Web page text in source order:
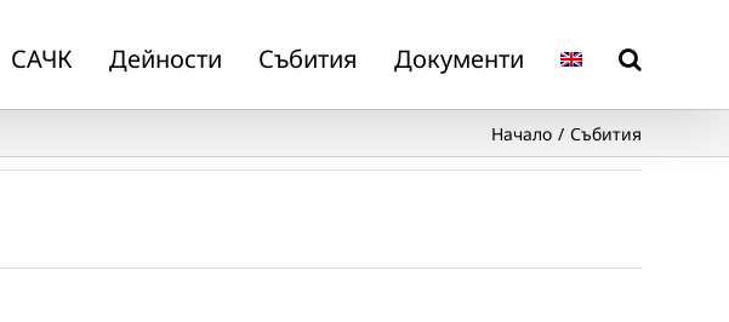
САЧК Дейности Събития Документи
Начало Събития